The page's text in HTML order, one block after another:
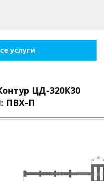
услуги
ЦД-320К30
ПВХ-П